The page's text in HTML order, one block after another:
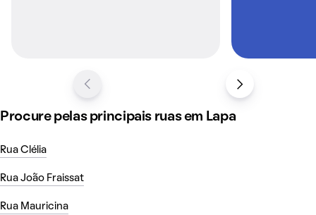
Procure pelas principais ruas em Lapa
Rua Clélia
Rua João Fraissat
Rua Mauricina